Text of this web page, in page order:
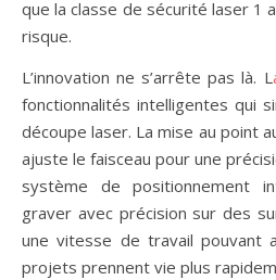
que la classe de sécurité laser 1
risque.
L’innovation ne s’arrête pas là. L
fonctionnalités intelligentes qui
découpe laser. La mise au point
ajuste le faisceau pour une
système de positionnement
graver avec précision sur des
une vitesse de travail pouvant
projets prennent vie plus